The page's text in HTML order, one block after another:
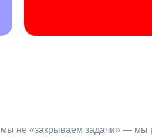
мы не «закрываем задачи» — мы